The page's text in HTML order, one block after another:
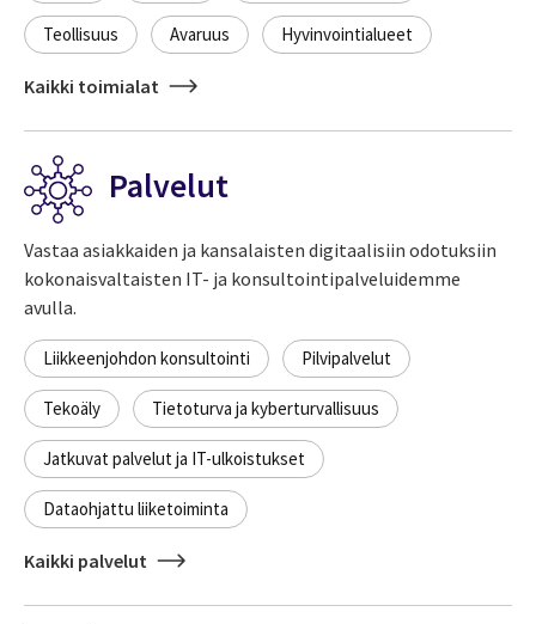
Teollisuus Avaruus Hyvinvointialueet
Kaikki toimialat
Palvelut
Vastaa asiakkaiden ja kansalaisten digitaalisiin odotuksiin
kokonaisvaltaisten IT- ja konsultointipalveluidemme
avulla.
Liikkeenjohdon konsultointi Pilvipalvelut
Tekoäly Tietoturva ja kyberturvallisuus
Jatkuvat palvelut ja IT-ulkoistukset
Dataohjattu liiketoiminta
Kaikki palvelut